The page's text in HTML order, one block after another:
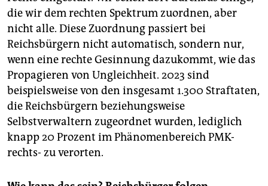
die wir dem rechten Spektrum zuordnen, aber
nicht alle. Diese Zuordnung passiert bei
Reichsbürgern nicht automatisch, sondern nur,
wenn eine rechte Gesinnung dazukommt, wie das
Propagieren von Ungleichheit. 2023 sind
beispielsweise von den insgesamt 1.300 Straftaten,
die Reichsbürgern beziehungsweise
Selbstverwaltern zugeordnet wurden, lediglich
knapp 20 Prozent im Phänomenbereich PMK-
rechts- zu verorten.